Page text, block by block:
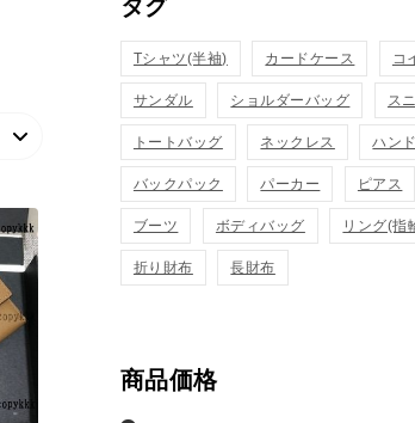
タグ
Tシャツ(半袖) カードケース コ
サンダル ショルダーバッグ ス
トートバッグ ネックレス ハン
バックパック パーカー ピアス
ブーツ ボディバッグ リング(指
折り財布 長財布
商品価格